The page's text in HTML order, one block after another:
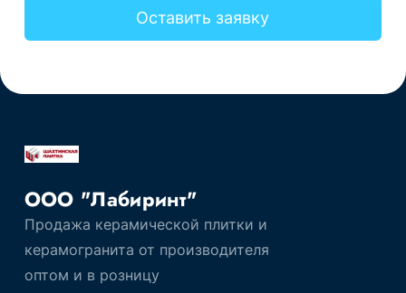
Оставить заявку
ООО "Лабиринт"
Продажа керамической плитки и
керамогранита от производителя
оптом и в розницу